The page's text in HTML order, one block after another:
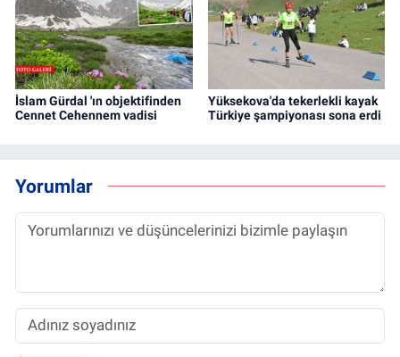
İslam Gürdal 'ın objektifinden
Cennet Cehennem vadisi
Yüksekova'da tekerlekli kayak
Türkiye şampiyonası sona erdi
Yorumlar